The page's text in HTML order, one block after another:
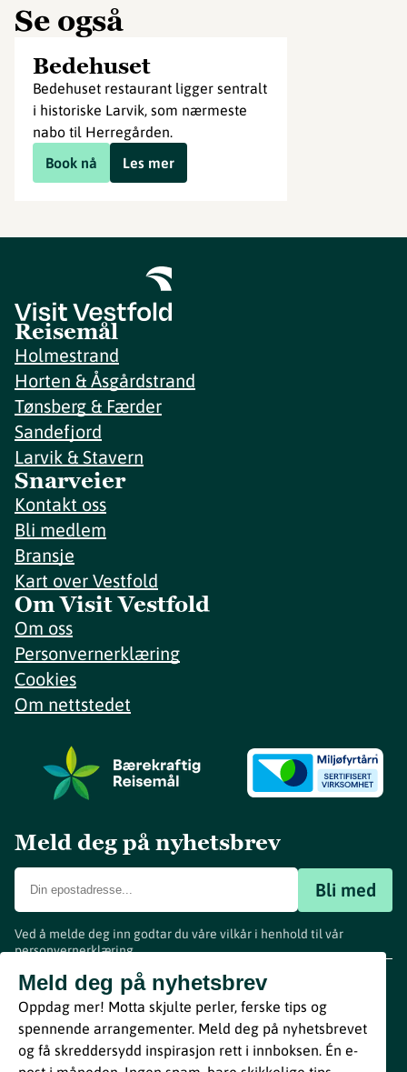
Se også
Bedehuset
Bedehuset restaurant ligger sentralt
i historiske Larvik, som nærmeste
nabo til Herregården.
Book nå
Les mer
Reisemål
Holmestrand
Horten & Åsgårdstrand
Tønsberg & Færder
Sandefjord
Larvik & Stavern
Snarveier
Kontakt oss
Bli medlem
Bransje
Kart over Vestfold
Om Visit Vestfold
Om oss
Personvernerklæring
Cookies
Om nettstedet
Meld deg på nyhetsbrev
Bli med
Ved å melde deg inn godtar du våre vilkår i henhold til vår
personvernerklæring.
Meld deg på nyhetsbrev
Oppdag mer! Motta skjulte perler, ferske tips og
spennende arrangementer. Meld deg på nyhetsbrevet
og få skreddersydd inspirasjon rett i innboksen. Én e-
www.visitvestfold.com
Turistinformasjon
Vestfold Fylkeskommune
ByBreakfast